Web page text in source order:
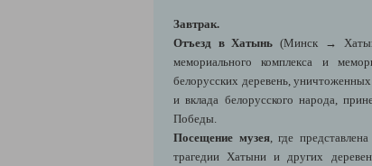
Завтрак.
Отъезд в Хатынь(Минск →
мемориального комплекса и
белорусских деревень,
и вклада белорусского народа,
Победы.
Посещение музея, где
трагедии Хатыни и других